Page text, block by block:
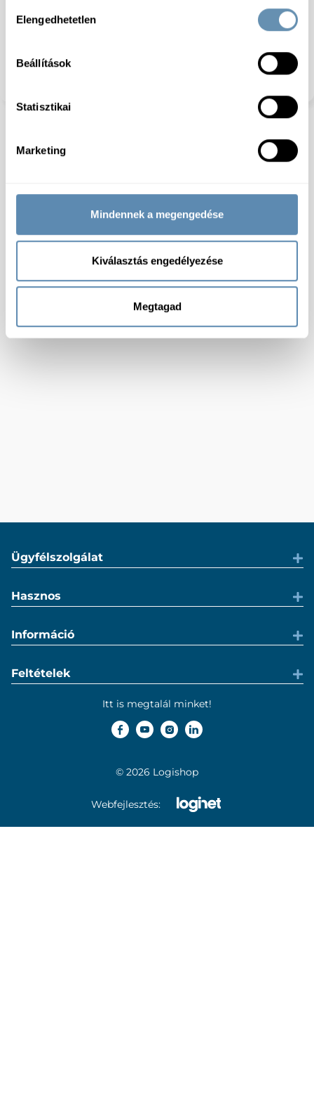
kiválasztása
Elengedhetetlen
Beállítások
Statisztikai
Marketing
Mindennek a megengedése
Kiválasztás engedélyezése
Megtagad
Tárolás: -18 Celsius fok (-18 ° C fok vagy kevesebb)
Keresztszennyeződés
: Rákfélék, Puhatestuek,
Ügyfélszolgálat
Hasznos
Információ
Feltételek
Itt is megtalál minket!
© 2026 Logishop
Webfejlesztés: